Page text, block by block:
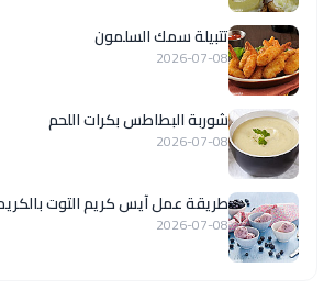
تتبيلة سمك السلمون
2026-07-08
شوربة البطاطس بكرات اللحم
2026-07-08
طريقة عمل آيس كريم التوت
2026-07-08